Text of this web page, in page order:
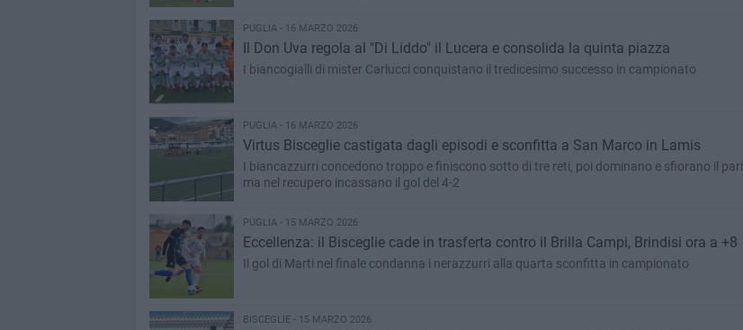
PUGLIA - 16 MARZO 2026
Il Don Uva regola al "Di Liddo" il Lucera e consolida la quinta piazza
I biancogialli di mister Carlucci conquistano il tredicesimo successo in campionato
PUGLIA - 16 MARZO 2026
Virtus Bisceglie castigata dagli episodi e sconfitta a San Marco in Lamis
I biancazzurri concedono troppo e finiscono sotto di tre reti, poi dominano e sfiorano il pari
ma nel recupero incassano il gol del 4-2
PUGLIA - 15 MARZO 2026
Eccellenza: il Bisceglie cade in trasferta contro il Brilla Campi, Brindisi ora a +8
Il gol di Marti nel finale condanna i nerazzurri alla quarta sconfitta in campionato
BISCEGLIE - 15 MARZO 2026